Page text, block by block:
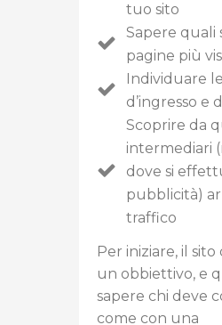
tuo sito
Sapere quali
pagine più
Individuare
d’ingresso e
Scoprire da
intermediari
dove si
pubblicità)
traffico
Per iniziare, il
un obbiettivo, e
sapere chi deve
come con una